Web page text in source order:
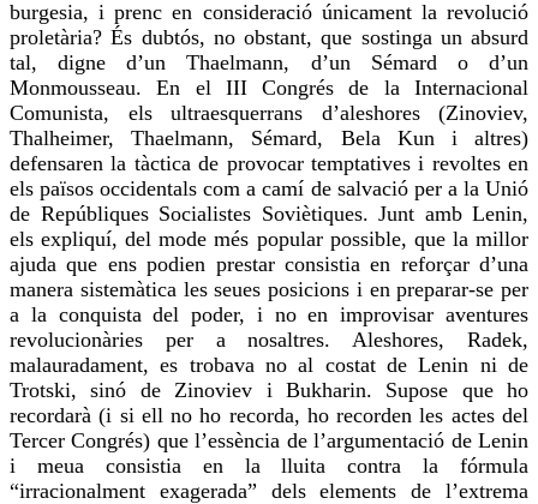
burgesia, iprenc en consideració únicament la revolució
proletària? És dubtós, no obstant, que sostinga un absurd
tal, digne d’unThaelmann, d’un Sémardo d’un
Monmousseau. En el IIICongrés de la Internacional
Comunista, els ultraesquerrans d’aleshores (Zinoviev,
Thalheimer,Thaelmann, Sémard, Bela Kun i altres)
defensaren la tàctica de provocar temptatives i revoltes en
els països occidentals com a camí de salvació per a la Unió
de Repúbliques Socialistes Soviètiques. Junt amb Lenin,
els expliquí, del mode més popular possible, que la millor
ajuda que ens podien prestar consistia en reforçar d’una
manera sistemàtica les seues posicions i en preparar-se per
a la conquista del poder, i no en improvisar aventures
revolucionàries per a nosaltres. Aleshores, Radek,
malauradament, es trobava no al costat de Lenin ni de
Trotski, sinó deZinoviev i Bukharin. Supose que ho
recordarà (i si ell no ho recorda, ho recorden les actes del
Tercer Congrés) que l’essència de l’argumentació de Lenin
i meua consistia en la lluita contra la fórmula
“irracionalment exagerada” dels elements de l’extrema